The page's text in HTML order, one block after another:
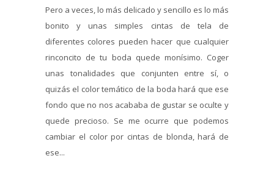
Pero a veces, lo más delicado y sencillo es lo más
bonito y unas simples cintas de tela de
diferentes colores pueden hacer que cualquier
rinconcito de tu boda quede monísimo. Coger
unas tonalidades que conjunten entre sí, o
quizás el color temático de la boda hará que ese
fondo que no nos acababa de gustar se oculte y
quede precioso. Se me ocurre que podemos
cambiar el color por cintas de blonda, hará de
ese...